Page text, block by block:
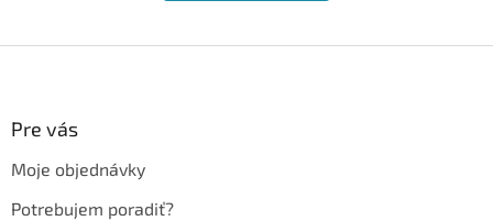
Pre vás
Moje objednávky
Potrebujem poradiť?